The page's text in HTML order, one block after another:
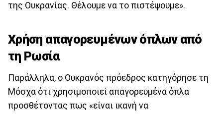
της Ουκρανίας. Θέλουμε να το πιστέψουμε».
Χρήση απαγορευμένων όπλων από
τη Ρωσία
Παράλληλα, ο Ουκρανός πρόεδρος κατηγόρησε τη
Μόσχα ότι χρησιμοποιεί απαγορευμένα όπλα
προσθέτοντας πως «είναι ικανή να